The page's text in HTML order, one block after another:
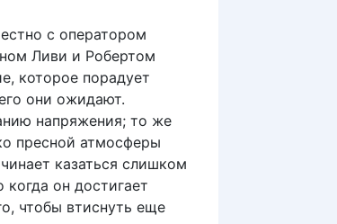
с оператором
Ливи и Робертом
которое порадует
они ожидают.
напряжения; то же
пресной атмосферы
казаться слишком
он достигает
чтобы втиснуть еще